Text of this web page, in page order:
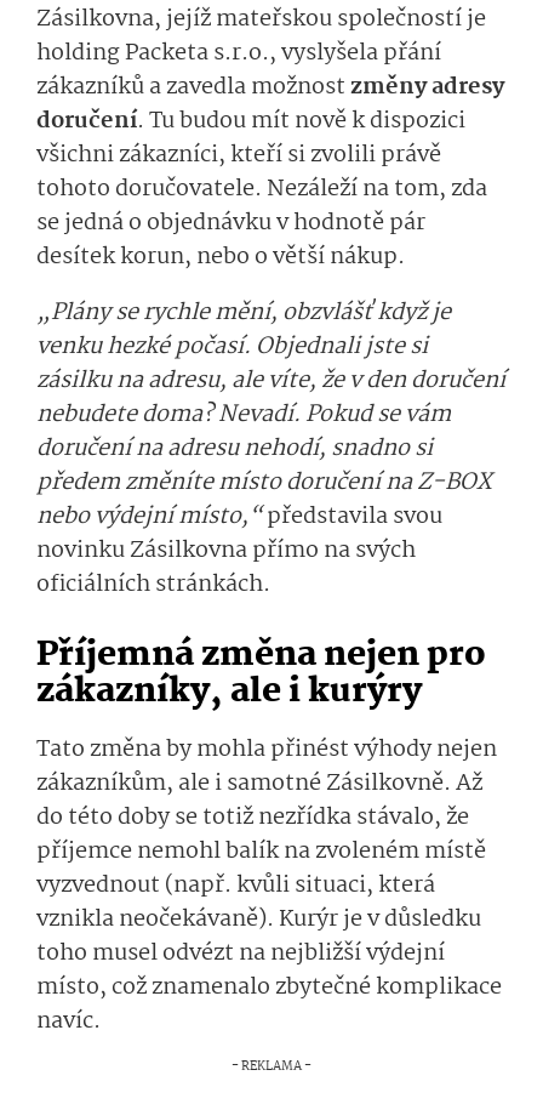
Zásilkovna, jejíž mateřskou společností je
holding Packeta s.r.o., vyslyšela přání
zákazníků a zavedla možnostzměny adresy
doručení. Tu budou mít nově k dispozici
všichni zákazníci, kteří si zvolili právě
tohoto doručovatele. Nezáleží na tom, zda
se jedná o objednávku v hodnotě pár
desítek korun, nebo o větší nákup.
„Plány se rychle mění, obzvlášť když je
venku hezké počasí. Objednali jste si
zásilku na adresu, ale víte, že v den doručení
nebudete doma? Nevadí. Pokud se vám
doručení na adresu nehodí, snadno si
předem změníte místo doručení na Z-BOX
nebo výdejní místo,“představila svou
novinku Zásilkovna přímo na svých
oficiálních stránkách.
Příjemná změna nejen pro
zákazníky, ale i kurýry
Tato změna by mohla přinést výhody nejen
zákazníkům, ale i samotné Zásilkovně. Až
do této doby se totiž nezřídka stávalo, že
příjemce nemohl balík na zvoleném místě
vyzvednout (např. kvůli situaci, která
vznikla neočekávaně). Kurýr je v důsledku
toho musel odvézt na nejbližší výdejní
místo, což znamenalo zbytečné komplikace
navíc.